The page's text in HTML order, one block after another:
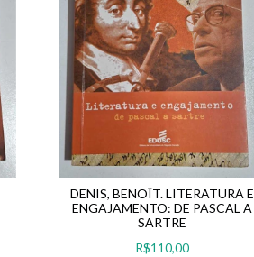
DENIS, BENOÎT. LITERATURA E
ENGAJAMENTO: DE PASCAL A
SARTRE
R$110,00